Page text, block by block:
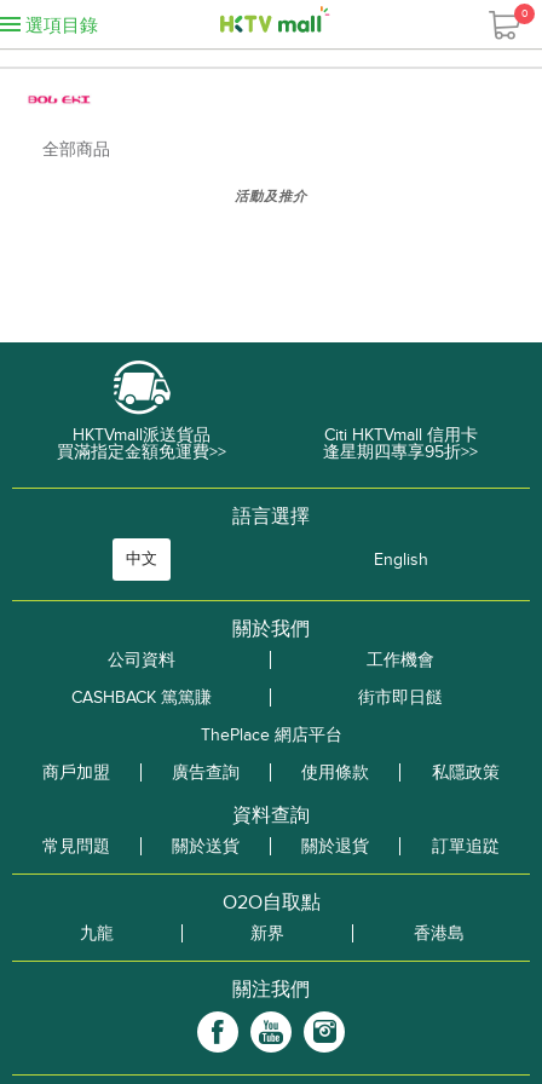
選項目錄
0
全部商品
活動及推介
HKTVmall派送貨品
買滿指定金額免運費>>
Citi HKTVmall 信用卡
逢星期四專享95折>>
語言選擇
中文 English
關於我們
公司資料
工作機會
CASHBACK 篤篤賺
街市即日餸
ThePlace 網店平台
商戶加盟
廣告查詢 使用條款 私隱政策
資料查詢
常見問題 關於送貨 關於退貨 訂單追踨
O2O自取點
九龍 新界 香港島
關注我們